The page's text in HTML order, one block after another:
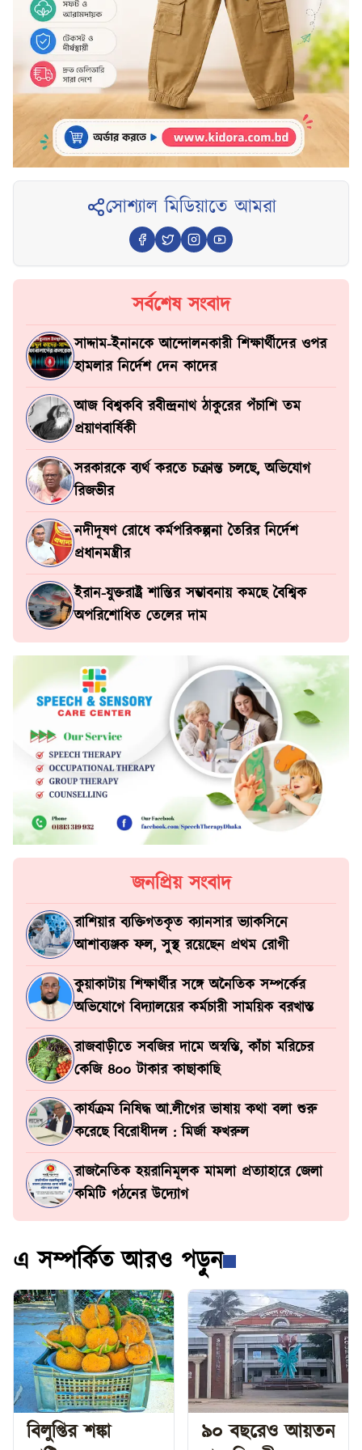
সোশ্যাল মিডিয়াতে আমরা
সর্বশেষ সংবাদ
সাদ্দাম-ইনানকে আন্দোলনকারী শিক্ষার্থীদের ওপর
হামলার নির্দেশ দেন কাদের
আজ বিশ্বকবি রবীন্দ্রনাথ ঠাকুরের পঁচাশি তম
প্রয়াণবার্ষিকী
সরকারকে ব্যর্থ করতে চক্রান্ত চলছে, অভিযোগ
রিজভীর
নদীদূষণ রোধে কর্মপরিকল্পনা তৈরির নির্দেশ
প্রধানমন্ত্রীর
ইরান-যুক্তরাষ্ট্র শান্তির সম্ভাবনায় কমছে বৈশ্বিক
অপরিশোধিত তেলের দাম
জনপ্রিয় সংবাদ
রাশিয়ার ব্যক্তিগতকৃত ক্যানসার ভ্যাকসিনে
আশাব্যঞ্জক ফল, সুস্থ রয়েছেন প্রথম রোগী
কুয়াকাটায় শিক্ষার্থীর সঙ্গে অনৈতিক সম্পর্কের
অভিযোগে বিদ্যালয়ের কর্মচারী সাময়িক বরখাস্ত
রাজবাড়ীতে সবজির দামে অস্বস্তি, কাঁচা মরিচের
কেজি ৪০০ টাকার কাছাকাছি
কার্যক্রম নিষিদ্ধ আ.লীগের ভাষায় কথা বলা শুরু
করেছে বিরোধীদল : মির্জা ফখরুল
রাজনৈতিক হয়রানিমূলক মামলা প্রত্যাহারে জেলা
কমিটি গঠনের উদ্যোগ
এ সম্পর্কিত আরও পড়ুন
বিলুপ্তির শঙ্কা
৯০ বছরেও আয়তন